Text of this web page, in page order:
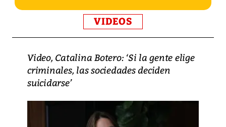
VIDEOS
Video, Catalina Botero: ‘Si la gente elige
criminales, las sociedades deciden
suicidarse’